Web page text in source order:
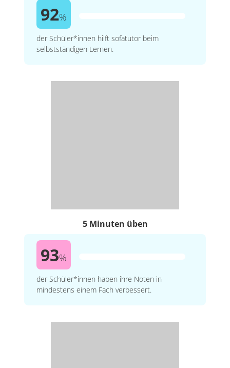
92%
der Schüler*innen hilft sofatutor beim
selbstständigen Lernen.
5 Minuten üben
93%
der Schüler*innen haben ihre Noten in
mindestens einem Fach verbessert.